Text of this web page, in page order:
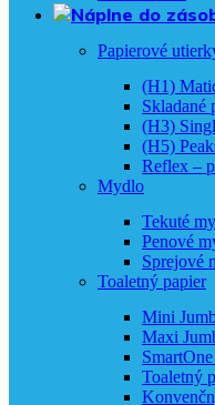
Papierové
(H1)
(H3)
(H5)
Reflex –
Mydlo
Tekuté
Penové
Sprejové
Toaletný papier
Mini
Maxi
Toaletný